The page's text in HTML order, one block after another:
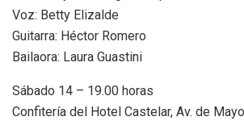
Voz: Betty Elizalde
Guitarra: Héctor Romero
Bailaora: Laura Guastini
Sábado 14 – 19.00 horas
Confitería del Hotel Castelar, Av. de